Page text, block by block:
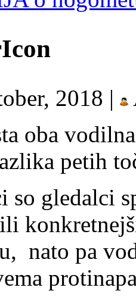
2018 |
oba
petih
gledalci
nato pa